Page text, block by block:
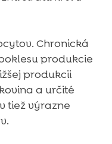
Chronická
produkcie
produkcii
a určité
tiež výrazne